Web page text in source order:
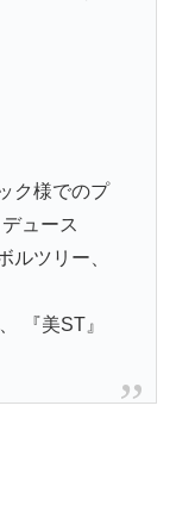
ク様でのプ
ュース
ルツリー、
『美ST』